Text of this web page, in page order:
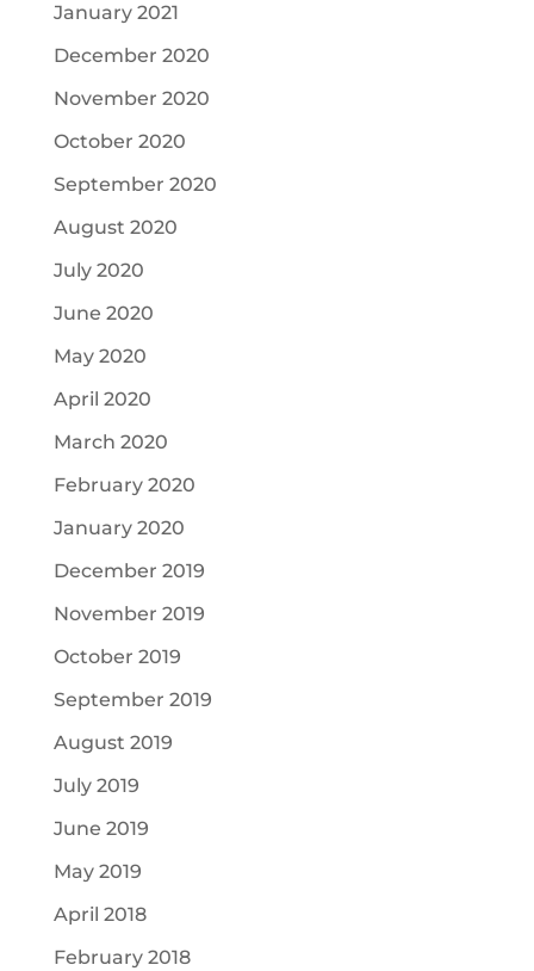
January 2021
December 2020
November 2020
October 2020
September 2020
August 2020
July 2020
June 2020
May 2020
April 2020
March 2020
February 2020
January 2020
December 2019
November 2019
October 2019
September 2019
August 2019
July 2019
June 2019
May 2019
April 2018
February 2018